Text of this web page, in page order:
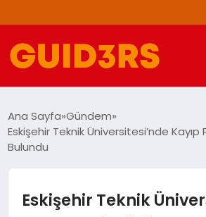
YAŞAM
Ana Sayfa Gündem
Eskişehir Teknik Üniversitesi’nde
Bulundu
Eskişehir Teknik